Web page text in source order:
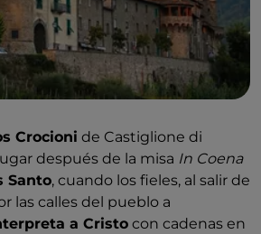
Crocioni de Castiglione di
después de la misa In Coena
Santo, cuando los fieles, al salir de
las calles del pueblo a
a Cristo con cadenas en